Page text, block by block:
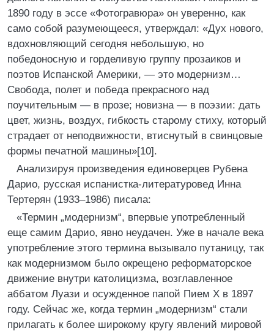
1890 году в эссе «Фотогравюра» он уверенно, как
само собой разумеющееся, утверждал: «Дух нового,
вдохновляющий сегодня небольшую, но
победоносную и горделивую группу прозаиков и
поэтов Испанской Америки, — это модернизм…
Свобода, полет и победа прекрасного над
поучительным — в прозе; новизна — в поэзии: дать
цвет, жизнь, воздух, гибкость старому стиху, который
страдает от неподвижности, втиснутый в свинцовые
формы печатной машины»[10].
Анализируя произведения единоверцев Рубена
Дарио, русская испанистка-литературовед Инна
Тертерян (1933–1986) писала:
«Термин „модернизм“, впервые употребленный
еще самим Дарио, явно неудачен. Уже в начале века
употребление этого термина вызывало путаницу, так
как модернизмом было окрещено реформаторское
движение внутри католицизма, возглавленное
аббатом Луази и осужденное папой Пием X в 1897
году. Сейчас же, когда термин „модернизм“ стали
прилагать к более широкому кругу явлений мировой